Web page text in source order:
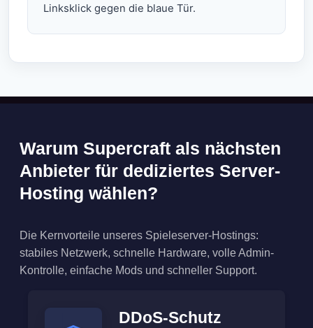
Linksklick gegen die blaue Tür.
Warum Supercraft als nächsten
Anbieter für dediziertes Server-
Hosting wählen?
Die Kernvorteile unseres Spieleserver-Hostings:
stabiles Netzwerk, schnelle Hardware, volle Admin-
Kontrolle, einfache Mods und schneller Support.
DDoS-Schutz